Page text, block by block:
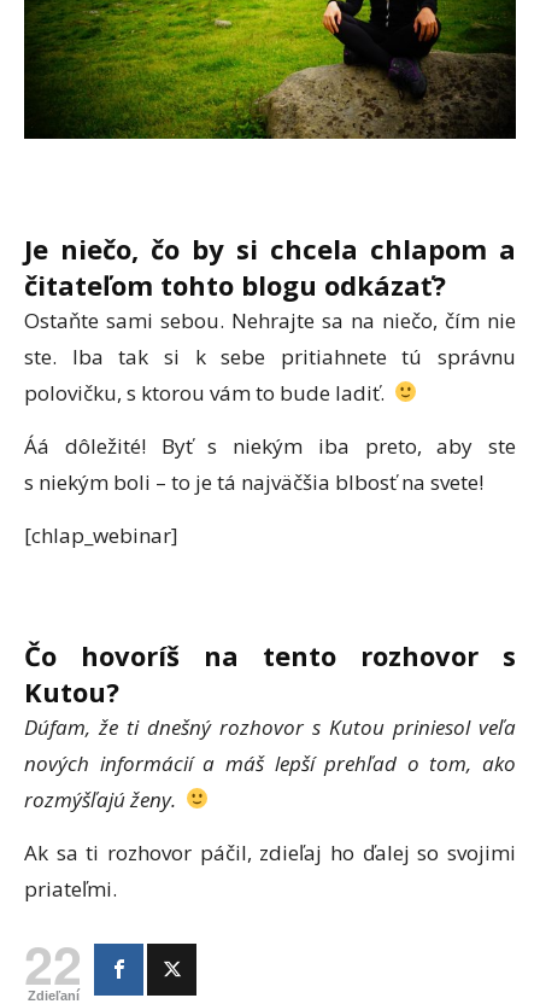
Je niečo, čo by si chcela chlapom a
čitateľom tohto blogu odkázať?
Ostaňte sami sebou. Nehrajte sa na niečo, čím nie
ste. Iba tak si k sebe pritiahnete tú správnu
polovičku, s ktorou vám to bude ladiť.
Áá dôležité! Byť s niekým iba preto, aby ste
s niekým boli – to je tá najväčšia blbosť na svete!
[chlap_webinar]
Čo hovoríš na tento rozhovor s
Kutou?
Dúfam, že ti dnešný rozhovor s Kutou priniesol veľa
nových informácií a máš lepší prehľad o tom, ako
rozmýšľajú ženy.
Ak sa ti rozhovor páčil, zdieľaj ho ďalej so svojimi
priateľmi.
22
Zdieľaní